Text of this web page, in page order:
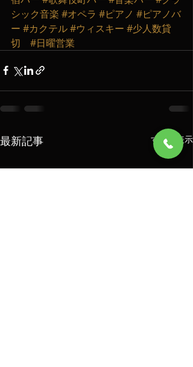
シック音楽 #オペラ #ピアノ #ピアノバ
ー #カクテル#ウィスキー #少人数貸
切
#日曜営業
最新記事 すべて表示